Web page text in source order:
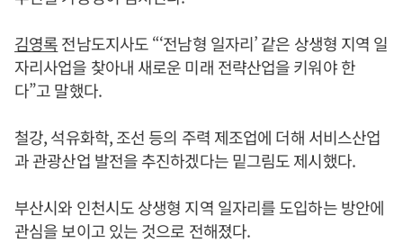
김영록전남도지사도 “‘전남형 일자리’ 같은 상생형 지역 일
자리사업을 찾아내 새로운 미래 전략산업을 키워야 한
다”고 말했다.
철강, 석유화학, 조선 등의 주력 제조업에 더해 서비스산업
과 관광산업 발전을 추진하겠다는 밑그림도 제시했다.
부산시와 인천시도 상생형 지역 일자리를 도입하는 방안에
관심을 보이고 있는 것으로 전해졌다.